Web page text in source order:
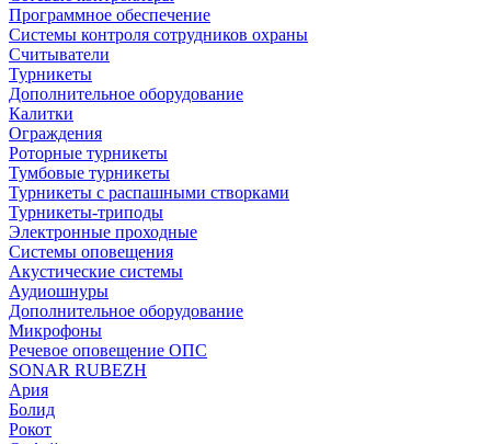
Программное обеспечение
Системы контроля сотрудников охраны
Считыватели
Турникеты
Дополнительное оборудование
Калитки
Ограждения
Роторные турникеты
Тумбовые турникеты
Турникеты с распашными створками
Турникеты-триподы
Электронные проходные
Системы оповещения
Акустические системы
Аудиошнуры
Дополнительное оборудование
Микрофоны
Речевое оповещение ОПС
SONAR RUBEZH
Ария
Болид
Рокот